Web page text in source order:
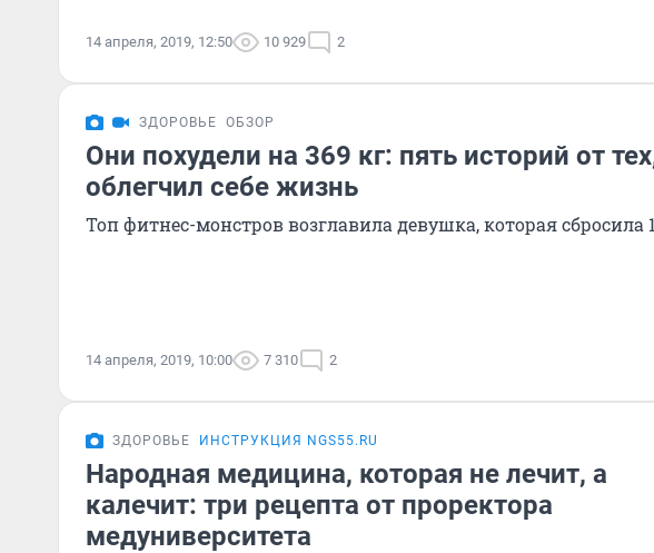
14 апреля, 2019, 12:50 10 929 2
ЗДОРОВЬЕ ОБЗОР
Они похудели на 369 кг: пять историй от
облегчил себе жизнь
Топ фитнес-монстров возглавила девушка, которая сбросила
14 апреля, 2019, 10:00 7 310 2
ЗДОРОВЬЕ ИНСТРУКЦИЯ NGS55.RU
Народная медицина, которая не лечит, а
калечит: три рецепта от проректора
медуниверситета